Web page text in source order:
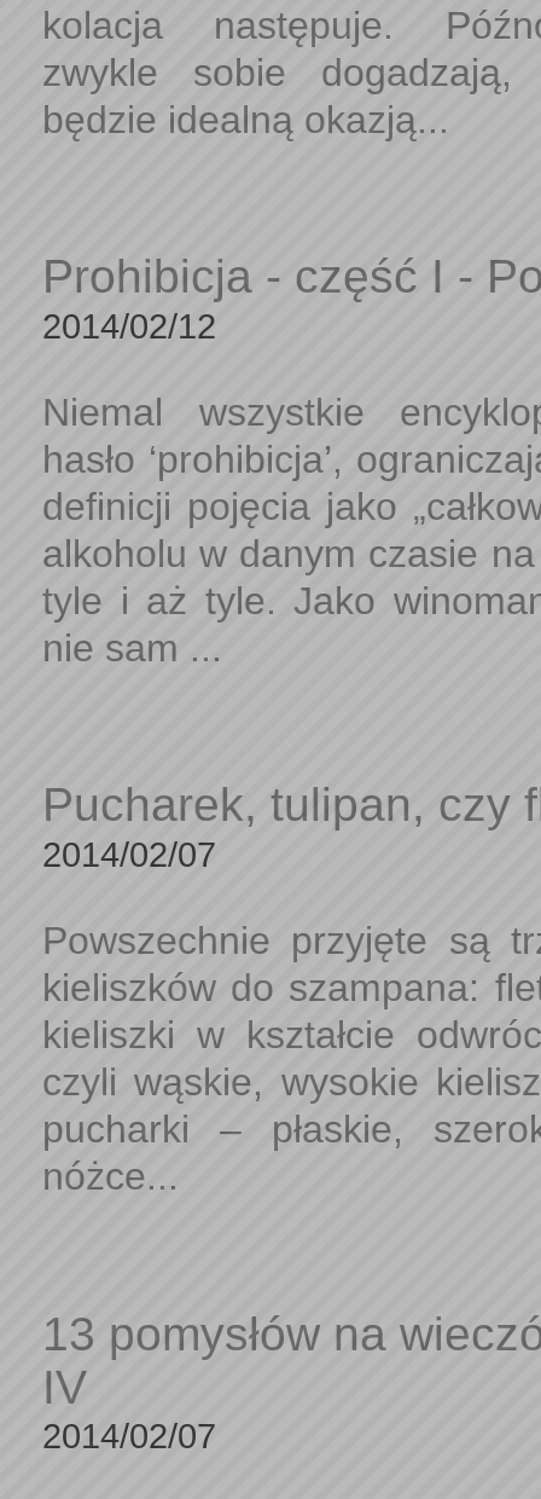
kolacja następuje.
zwykle sobie
będzie idealną okazją...
Prohibicja - część I -
2014/02/12
Niemal wszystkie
hasło ‘prohibicja’,
definicji pojęcia jako
alkoholu w danym czasie
tyle i aż tyle. Jako
nie sam ...
Pucharek, tulipan, czy
2014/02/07
Powszechnie przyjęte są
kieliszków do szampana:
kieliszki w kształcie
czyli wąskie, wysokie
pucharki – płaskie,
nóżce...
13 pomysłów na
IV
2014/02/07